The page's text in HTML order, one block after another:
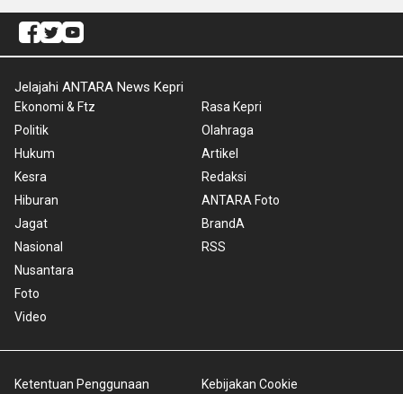
Jelajahi ANTARA News Kepri
Ekonomi & Ftz
Politik
Hukum
Kesra
Hiburan
Jagat
Nasional
Nusantara
Foto
Video
Rasa Kepri
Olahraga
Artikel
Redaksi
ANTARA Foto
BrandA
RSS
Ketentuan Penggunaan Kebijakan Cookie